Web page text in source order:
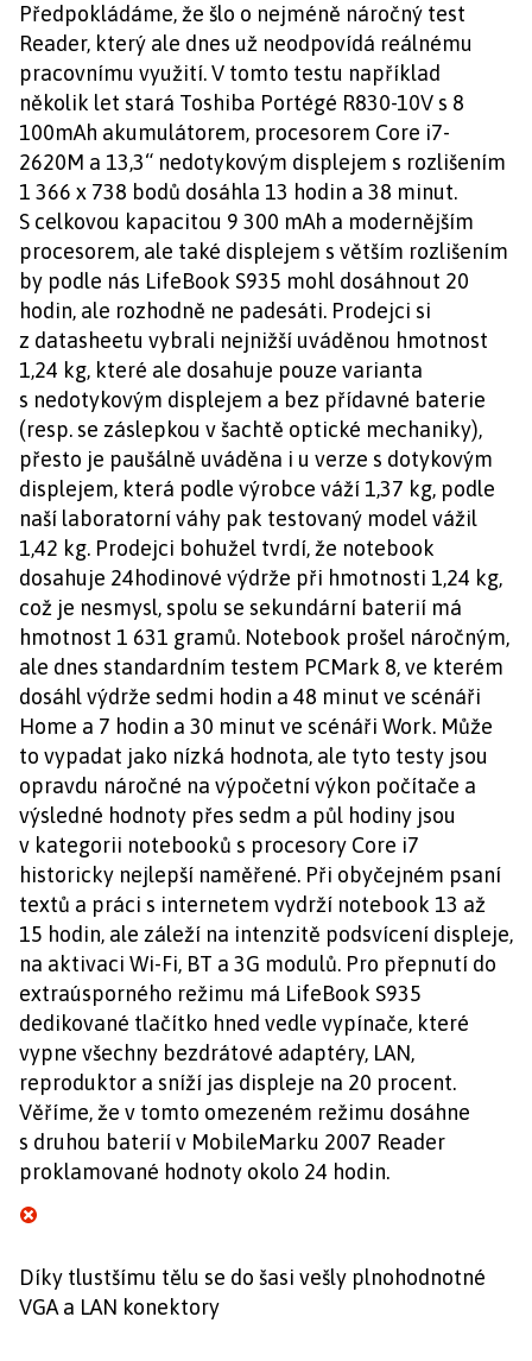
Předpokládáme, že šlo o nejméně náročný test
Reader, který ale dnes už neodpovídá reálnému
pracovnímu využití. V tomto testu například
několik let stará Toshiba Portégé R830-10V s 8
100mAh akumulátorem, procesorem Core i7-
2620M a 13,3“ nedotykovým displejem s rozlišením
1 366 x 738 bodů dosáhla 13 hodin a 38 minut.
S celkovou kapacitou 9 300 mAh a modernějším
procesorem, ale také displejem s větším rozlišením
by podle nás LifeBook S935 mohl dosáhnout 20
hodin, ale rozhodně ne padesáti. Prodejci si
z datasheetu vybrali nejnižší uváděnou hmotnost
1,24 kg, které ale dosahuje pouze varianta
s nedotykovým displejem a bez přídavné baterie
(resp. se záslepkou v šachtě optické mechaniky),
přesto je paušálně uváděna i u verze s dotykovým
displejem, která podle výrobce váží 1,37 kg, podle
naší laboratorní váhy pak testovaný model vážil
1,42 kg. Prodejci bohužel tvrdí, že notebook
dosahuje 24hodinové výdrže při hmotnosti 1,24 kg,
což je nesmysl, spolu se sekundární baterií má
hmotnost 1 631 gramů. Notebook prošel náročným,
ale dnes standardním testem PCMark 8, ve kterém
dosáhl výdrže sedmi hodin a 48 minut ve scénáři
Home a 7 hodin a 30 minut ve scénáři Work. Může
to vypadat jako nízká hodnota, ale tyto testy jsou
opravdu náročné na výpočetní výkon počítače a
výsledné hodnoty přes sedm a půl hodiny jsou
v kategorii notebooků s procesory Core i7
historicky nejlepší naměřené. Při obyčejném psaní
textů a práci s internetem vydrží notebook 13 až
15 hodin, ale záleží na intenzitě podsvícení displeje,
na aktivaci Wi-Fi, BT a 3G modulů. Pro přepnutí do
extraúsporného režimu má LifeBook S935
dedikované tlačítko hned vedle vypínače, které
vypne všechny bezdrátové adaptéry, LAN,
reproduktor a sníží jas displeje na 20 procent.
Věříme, že v tomto omezeném režimu dosáhne
s druhou baterií v MobileMarku 2007 Reader
proklamované hodnoty okolo 24 hodin.
Díky tlustšímu tělu se do šasi vešly plnohodnotné
VGA a LAN konektory